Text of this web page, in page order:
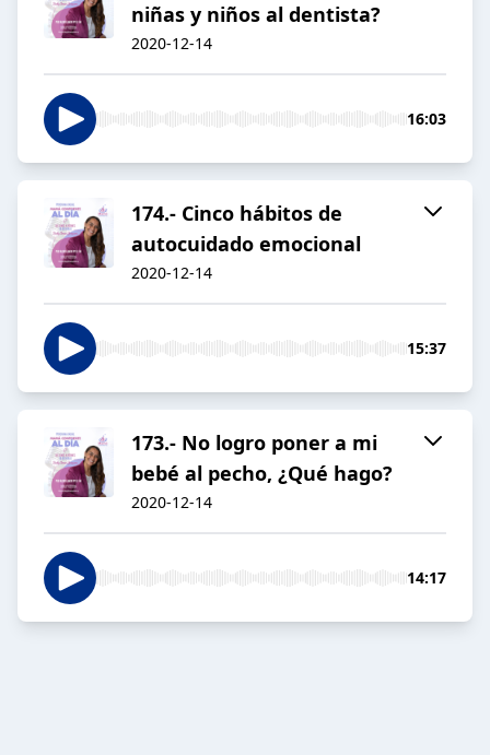
niñas y niños al dentista?
2020-12-14
16:03
174.- Cinco hábitos de
autocuidado emocional
2020-12-14
15:37
173.- No logro poner a mi
bebé al pecho, ¿Qué hago?
2020-12-14
14:17